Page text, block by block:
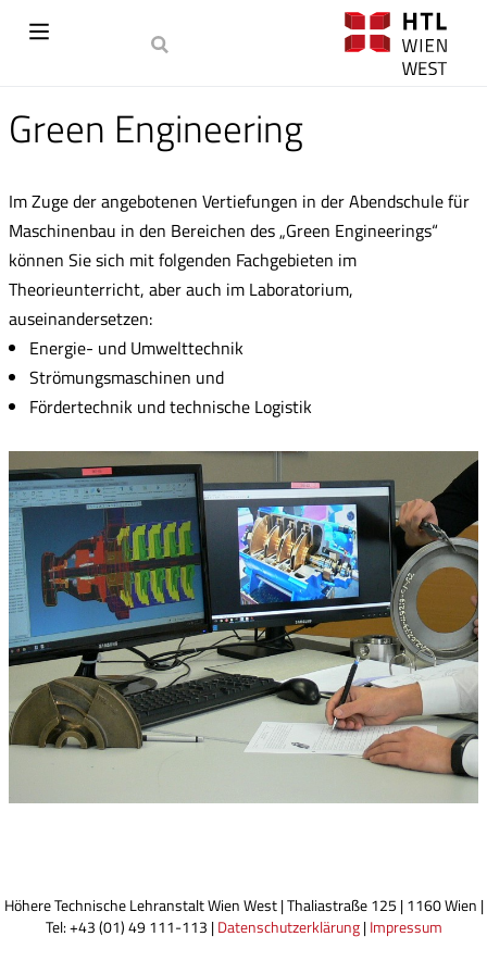
Green Engineering
Im Zuge der angebotenen Vertiefungen in der Abendschule für
Maschinenbau in den Bereichen des „Green Engineerings“
können Sie sich mit folgenden Fachgebieten im
Theorieunterricht, aber auch im Laboratorium,
auseinandersetzen:
Energie- und Umwelttechnik
Strömungsmaschinen und
Fördertechnik und technische Logistik
Höhere Technische Lehranstalt Wien West | Thaliastraße 125 | 1160 Wien |
Tel: +43 (01) 49 111-113 | Datenschutzerklärung| Impressum